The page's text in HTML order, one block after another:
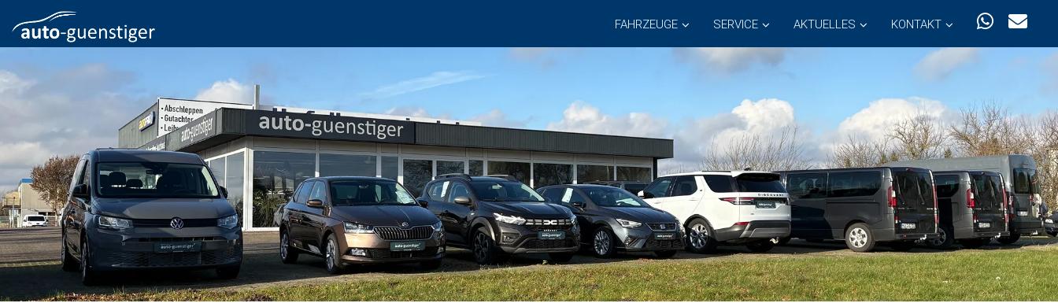
FAHRZEUGE SERVICE AKTUELLES KONTAKT